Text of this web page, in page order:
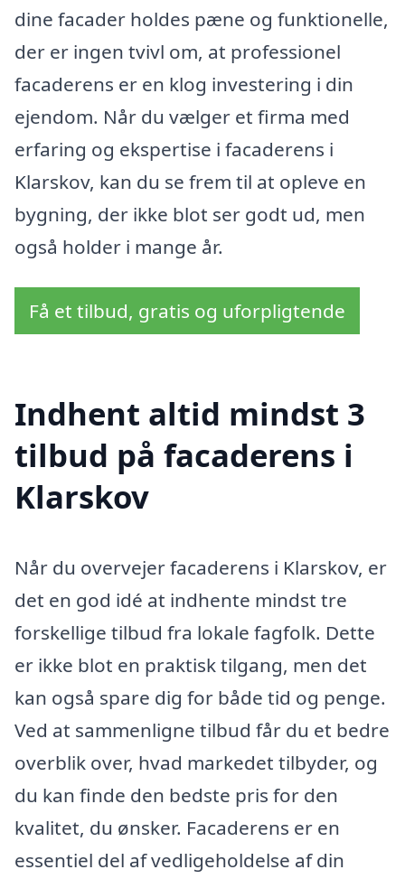
dine facader holdes pæne og funktionelle,
der er ingen tvivl om, at professionel
facaderens er en klog investering i din
ejendom. Når du vælger et firma med
erfaring og ekspertise i facaderens i
Klarskov, kan du se frem til at opleve en
bygning, der ikke blot ser godt ud, men
også holder i mange år.
Få et tilbud, gratis og uforpligtende
Indhent altid mindst 3
tilbud på facaderens i
Klarskov
Når du overvejer facaderens i Klarskov, er
det en god idé at indhente mindst tre
forskellige tilbud fra lokale fagfolk. Dette
er ikke blot en praktisk tilgang, men det
kan også spare dig for både tid og penge.
Ved at sammenligne tilbud får du et bedre
overblik over, hvad markedet tilbyder, og
du kan finde den bedste pris for den
kvalitet, du ønsker. Facaderens er en
essentiel del af vedligeholdelse af din